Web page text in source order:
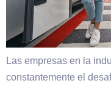
Las empresas en la
constantemente el